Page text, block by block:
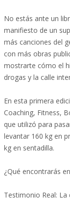
No estás ante un
manifiesto de un
más canciones del
con más obras
mostrarte cómo el
drogas y la calle
En esta primera
Coaching, Fitness,
que utilizó para
levantar 160 kg en
kg en sentadilla.
¿Qué encontrarás
Testimonio Real: La